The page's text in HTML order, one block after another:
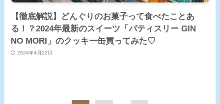
【徹底解説】どんぐりのお菓子って食べたことあ
る！？2024年最新のスイーツ「パティスリー GIN
NO MORI」のクッキー缶買ってみた♡
2024年4月22日